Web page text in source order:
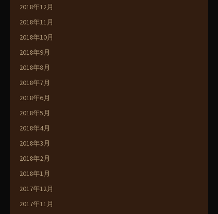
2018年12月
2018年11月
2018年10月
2018年9月
2018年8月
2018年7月
2018年6月
2018年5月
2018年4月
2018年3月
2018年2月
2018年1月
2017年12月
2017年11月